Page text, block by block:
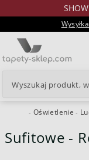
24H Oświetlenie
Sufitowe -